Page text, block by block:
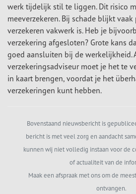
werk tijdelijk stil te liggen. Dit risico
meeverzekeren. Bij schade blijkt
verzekeren vakwerk is. Heb je
verzekering afgesloten? Grote kans
goed aansluiten bij de werkelijkheid.
verzekeringsadviseur moet je het te
in kaart brengen, voordat je het
verzekeringen kunt hebben.
Bovenstaand nieuwsbericht is
bericht is met veel zorg en aandacht
kunnen wij niet volledig instaan voor de
of actualiteit van de
Maak een afspraak met ons om de
ontvangen.